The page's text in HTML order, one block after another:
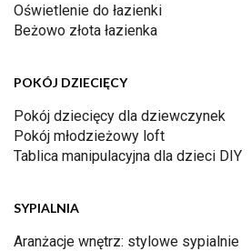
Oświetlenie do łazienki
Beżowo złota łazienka
POKÓJ DZIECIĘCY
Pokój dziecięcy dla dziewczynek
Pokój młodzieżowy loft
Tablica manipulacyjna dla dzieci DIY
SYPIALNIA
Aranżacje wnętrz: stylowe sypialnie